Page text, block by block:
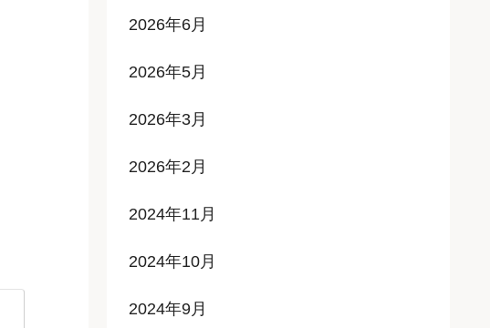
2026年6月
2026年5月
2026年3月
2026年2月
2024年11月
2024年10月
2024年9月